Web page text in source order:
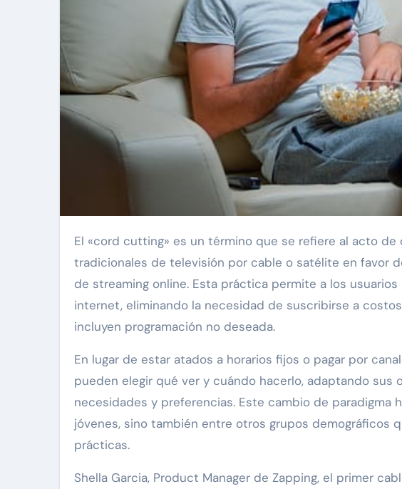
El «cord cutting» es un término que se refiere al acto de cancelar o desconectar los servicios
tradicionales de televisión por cable o satélite en favor
de streaming online. Esta práctica permite a los
internet, eliminando la necesidad de suscribirse a
incluyen programación no deseada.
En lugar de estar atados a horarios fijos o pagar por
pueden elegir qué ver y cuándo hacerlo, adaptando
necesidades y preferencias. Este cambio de paradigma
jóvenes, sino también entre otros grupos demográficos
prácticas.
Shella Garcia, Product Manager de Zapping, el primer